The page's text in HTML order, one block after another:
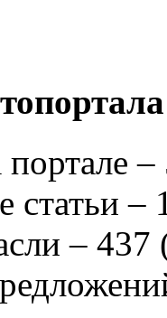
статьи –
– 437